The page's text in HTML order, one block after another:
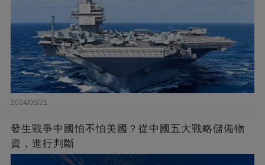
2024/05/21
發生戰爭中國怕不怕美國？從中國五大戰略儲備物
資，進行判斷